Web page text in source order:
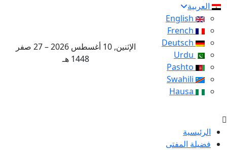
العربية
الإثنين, 10 أغسطس 2026 – 27 صفر
1448 هـ
الرئيسية
فضيلة المفتى